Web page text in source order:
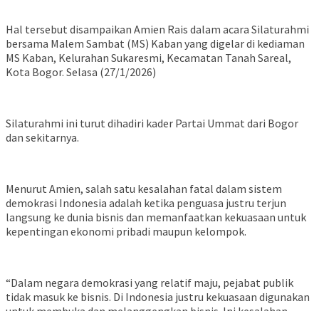
Hal tersebut disampaikan Amien Rais dalam acara Silaturahmi
bersama Malem Sambat (MS) Kaban yang digelar di kediaman
MS Kaban, Kelurahan Sukaresmi, Kecamatan Tanah Sareal,
Kota Bogor. Selasa (27/1/2026)
Silaturahmi ini turut dihadiri kader Partai Ummat dari Bogor
dan sekitarnya.
Menurut Amien, salah satu kesalahan fatal dalam sistem
demokrasi Indonesia adalah ketika penguasa justru terjun
langsung ke dunia bisnis dan memanfaatkan kekuasaan untuk
kepentingan ekonomi pribadi maupun kelompok.
“Dalam negara demokrasi yang relatif maju, pejabat publik
tidak masuk ke bisnis. Di Indonesia justru kekuasaan digunakan